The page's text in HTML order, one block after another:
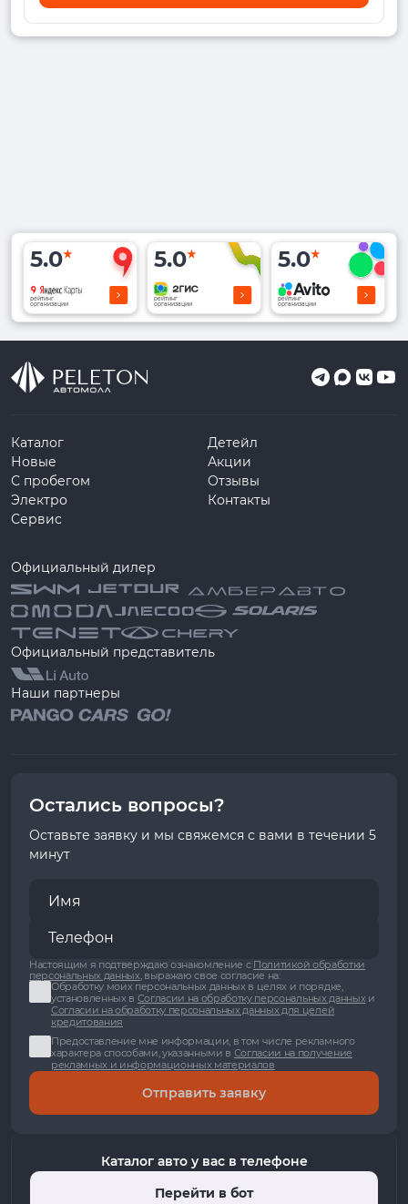
5.0
рейтинг
организации
5.0
рейтинг
организации
5.0
рейтинг
организации
Каталог
Новые
С пробегом
Электро
Сервис
Детейл
Акции
Отзывы
Контакты
Официальный дилер
Официальный представитель
Наши партнеры
Остались вопросы?
Оставьте заявку и мы свяжемся с вами в течении 5
минут
Настоящим я подтверждаю ознакомление с Политикой обработки
персональных данных, выражаю свое согласие на:
Обработку моих персональных данных в целях и порядке,
установленных в Согласии на обработку персональных данныхи
Согласии на обработку персональных данных для целей
кредитования
Предоставление мне информации, в том числе рекламного
характера способами, указанными в Согласии на получение
рекламных и информационных материалов
Отправить заявку
Каталог авто у вас в телефоне
Перейти в бот